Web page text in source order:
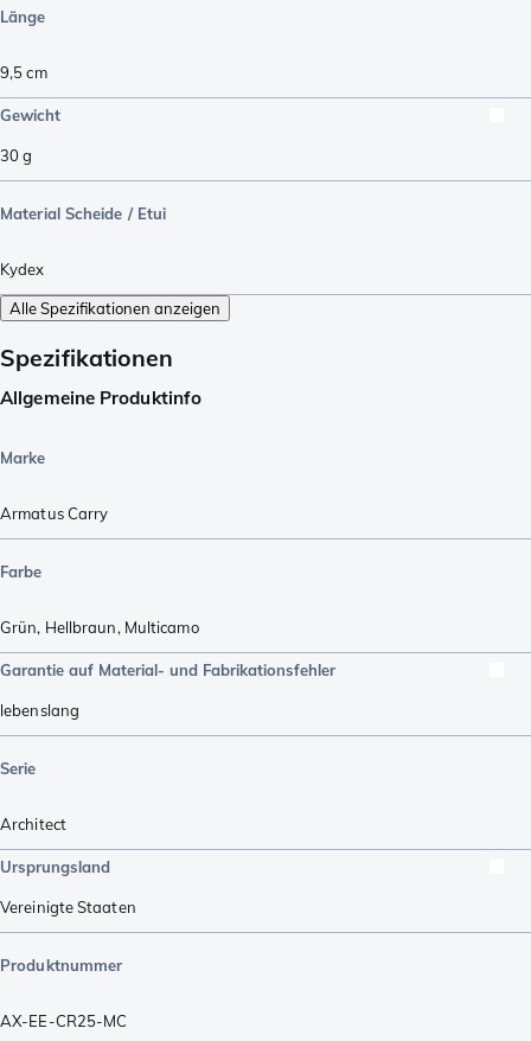
Länge
9,5cm
Gewicht
30g
Material Scheide / Etui
Kydex
Alle Spezifikationen anzeigen
Spezifikationen
Allgemeine Produktinfo
Marke
Armatus Carry
Farbe
Grün, Hellbraun, Multicamo
Garantie auf Material- und Fabrikationsfehler
lebenslang
Serie
Architect
Ursprungsland
Vereinigte Staaten
Produktnummer
AX-EE-CR25-MC